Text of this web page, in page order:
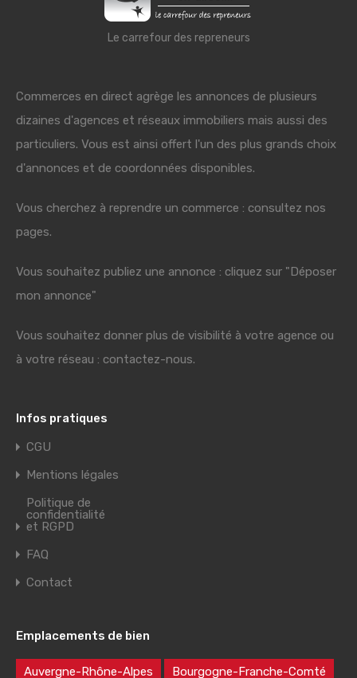
Le carrefour des repreneurs
Commerces en direct agrège les annonces de plusieurs
dizaines d'agences et réseaux immobiliers mais aussi des
particuliers. Vous est ainsi offert l'un des plus grands choix
d'annonces et de coordonnées disponibles.
Vous cherchez à reprendre un commerce : consultez nos
pages.
Vous souhaitez publiez une annonce : cliquez sur "Déposer
mon annonce"
Vous souhaitez donner plus de visibilité à votre agence ou
à votre réseau : contactez-nous.
Infos pratiques
CGU
Mentions légales
Politique de
confidentialité
et RGPD
FAQ
Contact
Emplacements de bien
Auvergne-Rhône-Alpes Bourgogne-Franche-Comté